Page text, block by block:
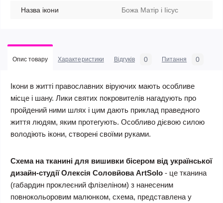
Назва ікони Божа Матір і Іісус
Опис товару Характеристики Відгуків 0 Питання 0
Ікони в житті православних віруючих мають особливе
місце і шану. Лики святих покровителів нагадують про
пройдений ними шлях і цим дають приклад праведного
життя людям, яким протегують. Особливо дієвою силою
володіють ікони, створені своїми руками.
Схема на тканині для вишивки бісером від української
дизайн-студії Олексія Соловйова ArtSolo - це тканина
(габардин проклеєний флізеліном) з нанесеним
повнокольоровим малюнком, схема, представлена у